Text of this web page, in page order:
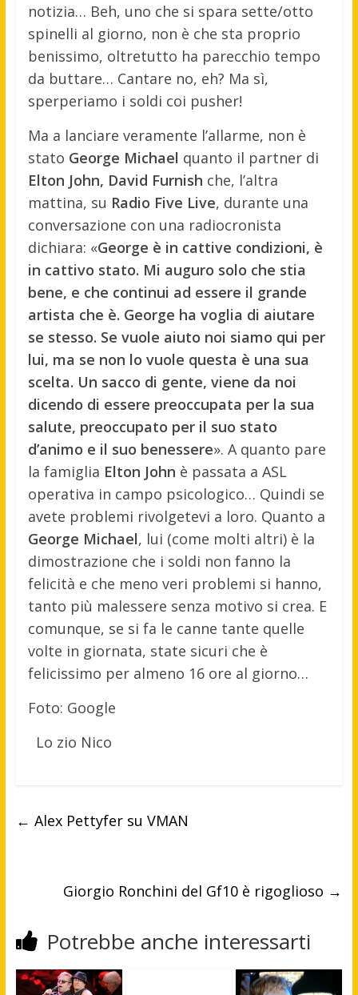
notizia… Beh, uno che si spara sette/otto
spinelli al giorno, non è che sta proprio
benissimo, oltretutto ha parecchio tempo
da buttare… Cantare no, eh? Ma sì,
sperperiamo i soldi coi pusher!
Ma a lanciare veramente l’allarme, non è
stato George Michael quanto il partner di
Elton John, David Furnish che, l’altra
mattina, su Radio Five Live, durante una
conversazione con una radiocronista
dichiara: «George è in cattive condizioni, è
in cattivo stato. Mi auguro solo che stia
bene, e che continui ad essere il grande
artista che è. George ha voglia di aiutare
se stesso. Se vuole aiuto noi siamo qui per
lui, ma se non lo vuole questa è una sua
scelta. Un sacco di gente, viene da noi
dicendo di essere preoccupata per la sua
salute, preoccupato per il suo stato
d’animo e il suo benessere». A quanto pare
la famiglia Elton John è passata a ASL
operativa in campo psicologico… Quindi se
avete problemi rivolgetevi a loro. Quanto a
George Michael, lui (come molti altri) è la
dimostrazione che i soldi non fanno la
felicità e che meno veri problemi si hanno,
tanto più malessere senza motivo si crea. E
comunque, se si fa le canne tante quelle
volte in giornata, state sicuri che è
felicissimo per almeno 16 ore al giorno…
Foto: Google
Lo zio Nico
← Alex Pettyfer su VMAN
Giorgio Ronchini del Gf10 è rigoglioso →
Potrebbe anche interessarti